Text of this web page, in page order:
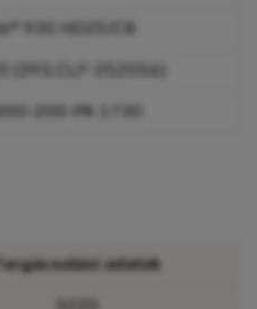
930 HD25/C8
200-PA 1730
adatok